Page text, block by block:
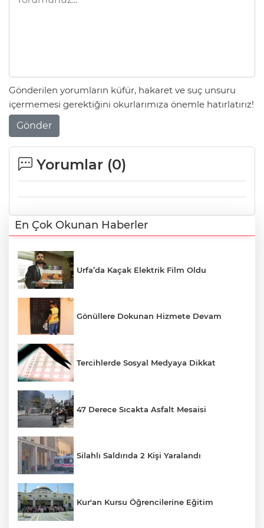
Gönderilen yorumların küfür, hakaret ve suç unsuru
içermemesi gerektiğini okurlarımıza önemle hatırlatırız!
Gönder
Yorumlar (0)
En Çok Okunan Haberler
Urfa’da Kaçak Elektrik Film Oldu
Gönüllere Dokunan Hizmete Devam
Tercihlerde Sosyal Medyaya Dikkat
47 Derece Sıcakta Asfalt Mesaisi
Silahlı Saldırıda 2 Kişi Yaralandı
Kur'an Kursu Öğrencilerine Eğitim